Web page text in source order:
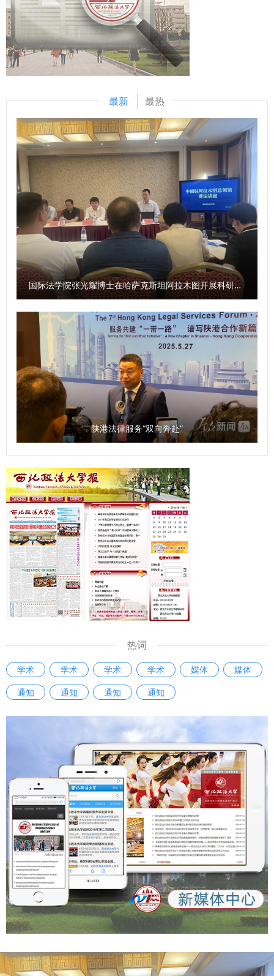
外刑事法治与国别检察司法研究中心先后配合完成中国—东盟
检察总长网站建设，编译东盟国家《刑法典》《刑事诉讼法
典》等二十余部法典等，在服务检察国际交流与合作方面发挥
了积极作用。下一步，希望学校进一步聚焦涉外检察工作，高
质效做好智库服务，统筹好校内各部门、各研究机构的科研力
涉外检察人才培养工作搭建平台。 刘志远与我校刑事法学院
院长冯卫国共同签署科研项目委托书 马朝琦宣布西北政法大
学涉外刑事法治与国别检察司法中心网站正式上线，由中心和
西北政法大学湾区研究院共同研发的“全球法律数据库”正式进
入试运行阶段。 学校发展规划与学科建设处、教务处、科研
处、国际交流与合作处、经济学院、刑事法学院、民商法学
院、经济法学院（知识产权学院）、国际法学院（国际仲裁学
院）、国家安全学院（反恐怖主义法学院）、公安学院（公共
安全法学院）、外国语学院、图书馆以及涉外刑事法治与国别
检察司法研究中心、中亚法律查明中心、涉外法治研究中心、
非洲研究院、北大法宝西安分公司等单位的主要负责人和学生
共计140余人参加会议。 （供稿：刑事法学院 撰稿：高晓伟
审核：孙学龙）
培养事关司法审判的国际形象，事关国家法治软实力的构建，
是涉外司法审判的基础性工程，西安中院和西北政法大学再次
院校携手、深化合作，加大涉外领域高层次法治人才培养力
度，进一步拓宽涉外法治人才培养路径，为涉外司法审判事业
源源不断注入动能，努力搭建法学理论与司法实务深度融合的
调研平台，加强人才互动交流，在全国法院涉外审判人才的大
队伍中凸显西安法院的地位作用，在服务高水平对外开放的新
征程上奋力谱写涉外司法审判勇争一流、走在前列的新篇章。
西北政法大学党委副书记、校长范九利在致辞中表示，陕西作
为古丝绸之路起点和“一带一路”核心枢纽，在国家开放与法治
建设中肩负重任。西北政法大学作为法治人才培养的重要阵
地，将以此次签约为新起点，依托高校的学术积淀和西安中院
的司法实践沃土，紧扣陕西开放型经济和“一带一路”建设需
求，优势互补，深度融合，积极推行“法官+学者”双导师制，
在创新培养模式、强化实践教学、加强师资共建、深化理论研
究、拓展国际合作五个方面重点推进，让协同培养基地成为集
人才培养、科学研究、社会服务、国际交流于一体的示范平
台，为国家高水平开放和民族复兴贡献法治力量。 会议介绍
了《协议》的主要内容，即以“加强高校与法院涉外法治人才
双向交流与合作，实现资源共享，培养复合型高素质涉外法治
人才”为合作总则，通过共建协同培养基地、开展理论与实践
互补交流等合作方式，加强学校与法院之间的良性互动，从人
才培养、理论研究、学术交流、智库共享等方面开展院校合
作。举办“西安法院法官讲堂”和专家学术交流，开展涉外法治
人才订单式培养，搭建法学理论与司法实务调研平台，开展联
合调研和学术研究，共同总结法治实践经验和典型司法判例，
牌仪式结束后，与会代表实地参观了西安法院法官干警交流平
台，并围绕“涉外法治人才培养”主题开展了深入的座谈交流。
座谈会上，西安中院介绍了涉外案件审理及涉外法治人才培养
工作情况，来自西北政法大学、西安市司法局、西安仲裁委员
会、西安市律师协会以及莲湖区人民法院、雁塔区人民法院的
同志围绕涉外法律服务的工作经验、涉外法治人才培养的意见
建议等方面进行了交流发言，凝聚了智慧，达成了共识。今
后，西安法院将紧扣国家涉外法治建设需求，注重协同配合，
坚持审判一线实践锻炼，不断强化教育培训阵地作用，通过加
大学术调研工作力度，搭建交流互鉴成长平台，携手共进，以
创新思维、务实举措，培养出一批政治立场坚定、专业素质过
国涉外法治建设贡献更多力量。 【中国新闻网】【阳光网】
【人民周刊网】【今日头条】【起点新闻】【三秦都市报】西
https://m.chinanews.com/wap/detail/chs/zw/10490348.sh
tml http://mwap.iygw.cn/2025/0927/323315.html
https://www.peopleweekly.cn/html/2025/jizhezaixian_092
8/257312.html
https://m.toutiao.com/article/7554693155212296719/sha
re_uid=MS4wLjABAAAAyFHUFvmEuW4JD0N4nfHQef-
6WWiWqSI0j-
iF4tMrmdw&share_did=MS4wLjACAAAAMHieo4h_EjwNQr
vjP5d6x3O4bhRoyX4Q0ESI72gVjgAX6grNMHwwtjhjgGbE
G5VX&upstream_biz=client_share&app=news_article&cate
gory_new=profile_all×tamp=1758964530&share_token=d
6476941-1333-4e61-903d-d71e518ebd87
https://qinwen.sanqin.com/app/template/displayTemplate
神、照金精神、西迁精神等伟大精神阐释研究。加强秦岭文
化、黄河文化、长城文化、关中文化、黄土文化、汉水文化等
中华优秀传统文化阐释研究。这条中对于伟大精神等的列举，
主要依据什么？对于相关研究有哪些促进作用？ 马朝琦：延
安精神、照金精神、西迁精神，都是源发于陕西、彰显于陕
西、实践于陕西的中国共产党人的伟大精神，三种精神同时位
列2021年国庆节前夕中央宣传部梳理并正式公布的第一批中
国共产党人精神谱系（共46种）。 《条例》特别列举这些伟
大精神，有利于我省广大社科工作者赓续红色血脉，传承红色
基因，发扬革命先辈们的光荣传统和优良作风，在有效宣传、
研究、践行延安精神等党的宝贵精神财富的基础上，立足我省
丰富的文化资源、鲜明的研究特色、深厚的学术积淀，坚定信
心、鼓足干劲、激发活力、释放潜能，更加专注于陕西高质量
发展和国家重大战略需求，继往开来、扎实工作、锐意进取，
不断谱写文化强省建设的华美篇章。 问：《条例》对新型智
库建设作出了相关规定，请问陕西省哲学社会科学研究中心将
如何贯彻《条例》，建强新型智库平台？ 袁祖社：陕西省哲
学社会科学研究中心由省教育厅、陕西师范大学共同建设，依
托陕西师范大学学科优势，汇聚全省哲学社会科学力量，开展
有组织的哲学社会科学研究。2025年，陕西省哲学社会科学
研究中心将贯彻落实《条例》，按照上级主管部门要求，紧紧
围绕地方经济社会发展，在课题发布、学术研究方面聚焦延安
精神、照金精神、西迁精神开展工作；将聚焦陕西社会科学有
生力量，组建社科大军，不断扩大陕西省哲学社会科学研究中
心的学术影响力，建设服务地方经济社会发展的高端新型智
库，为地方经济社会发展贡献力量。 问：《条例》规定，本
省加强哲学社会科学科研诚信工作，建立健全教育引导、监督
惩治职责明确、高效协同的科研诚信管理体系。您如何看待这
一规定？ 袁祖社：学术诚信是十分关键的问题，是学术研究
的根本。学者在进行学术研究过程中，必须增强学术自律。学
术诚信的问题目前不仅存在于大学，也存在于一些研究机构。
建立健全科研诚信管理制度是十分必要的。 同时，知识产权
问题也应该得到重视。《条例》的出台释放了信号，即哲学社
会科学研究成果的权益需要被重视。如果学者的知识产权无法
得到有效保护，必然会滋生造假现象。应该明确学术成果归
属、使用权限、收益分配等标准，加强对学术期刊、数据库平
意识。 问：《条例》出台将产生哪些积极影响？ 马朝琦：
《条例》将会在三个方面产生积极影响。 一是进一步完善我
省哲学社会科学发展的体制机制，推动系统运行高效顺畅。
《条例》坚持党的全面领导推动哲学社会科学工作的根本要
制，有利于相关部门在推动哲学社会科学工作高质量发展中凝
聚共识、汇聚智慧、积聚合力。 二是进一步明确我省哲学社
会科学发展的基本方位，推动工作实施增效提质。《条例》坚
持立足陕西实际形成陕西标识的重要要求，通过明确优化学
科、激励创新、人才发展和聚焦特色等规定，进一步厘明我省
哲学社会科学学科体系、学术体系、话语体系的布局重点和方
位导向，利于党校、社会科学院、高等学校等哲学社会科学机
构和工作者坚定立场、明确主业、创新成果。 三是进一步激
发我省哲学社会科学发展的巨大潜能，推动成果产出精彩纷
呈。《条例》通过明确实施机制、普及职责、社会支持和宣传
发布等规定，进一步厘定我省哲学社会科学成果发布、交流活
动和社会参与的工作方式和脉络结构，利于激励人才和研究成
果在为祖国、为人民立德立言中成就自我、实现价值。（群众
新闻记者 王姿颐） 【群众新闻】 《陕西省哲学社会科学发展
促进条例》解读
最新 最热
国际法学院张光耀博士在哈萨克斯坦阿拉木图开展科研与社会服务活动
陕港法律服务“双向奔赴”
热词
学术 学术 学术 学术 媒体
媒体
通知
通知 通知 通知